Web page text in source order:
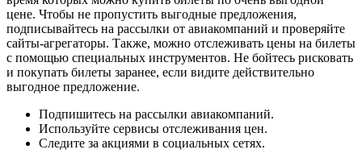
цене. Чтобы не пропустить выгодные предложения,
подписывайтесь на рассылки от авиакомпаний и проверяйте
сайты-агрегаторы. Также, можно отслеживать цены на билеты
с помощью специальных инструментов. Не бойтесь рисковать
и покупать билеты заранее, если видите действительно
выгодное предложение.
Подпишитесь на рассылки авиакомпаний.
Используйте сервисы отслеживания цен.
Следите за акциями в социальных сетях.